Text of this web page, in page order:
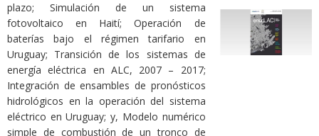
plazo; Simulación de un sistema
fotovoltaico en Haití; Operación de
baterías bajo el régimen tarifario en
Uruguay; Transición de los sistemas de
energía eléctrica en ALC, 2007 – 2017;
Integración de ensambles de pronósticos
hidrológicos en la operación del sistema
eléctrico en Uruguay; y, Modelo numérico
simple de combustión de un tronco de